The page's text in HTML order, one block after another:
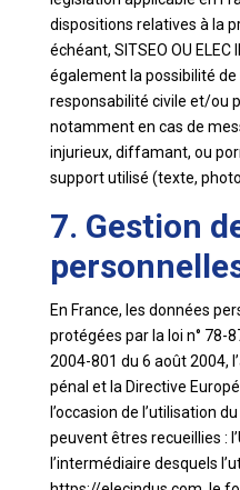
dispositions relatives à la
échéant, SITSEO OU ELEC
également la possibilité
responsabilité civile et/ou
notamment en cas de
injurieux, diffamant, ou
support utilisé (texte,
7. Gestion
En France, les données
protégées par la loi n° 78-
2004-801 du 6 août 2004,
pénal et la Directive
l’occasion de l’utilisation
peuvent êtres recueillies :
l’intermédiaire desquels